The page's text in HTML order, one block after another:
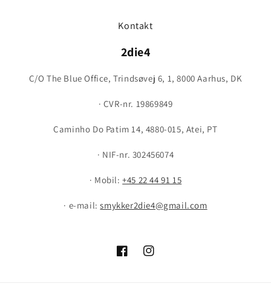
Kontakt
2die4
C/O The Blue Office, Trindsøvej 6, 1, 8000 Aarhus, DK
· CVR-nr. 19869849
Caminho Do Patim 14, 4880-015, Atei, PT
· NIF-nr. 302456074
· Mobil:+45 22 44 91 15
· e-mail:smykker2die4@gmail.com
FacebookInstagram